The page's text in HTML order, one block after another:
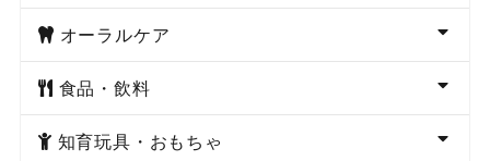
オーラルケア
食品・飲料
知育玩具・おもちゃ